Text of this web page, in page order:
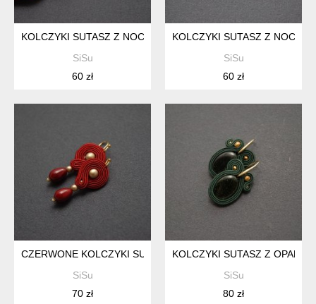
KOLCZYKI SUTASZ Z NOCĄ KAIRU
SiSu
60 zł
KOLCZYKI SUTASZ Z NOCĄ
SiSu
60 zł
CZERWONE KOLCZYKI SUTASZ
SiSu
70 zł
KOLCZYKI SUTASZ Z
SiSu
80 zł